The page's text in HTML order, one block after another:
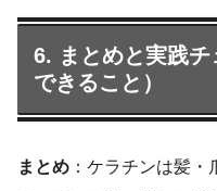
6. まとめと実践
できること）
まとめ ：ケラチンは髪・